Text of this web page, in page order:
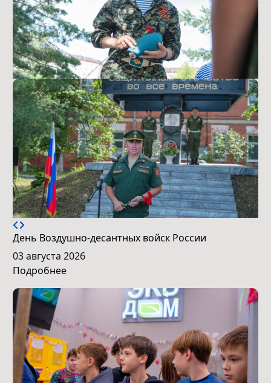
День Воздушно-десантных войск России
03 августа 2026
Подробнее